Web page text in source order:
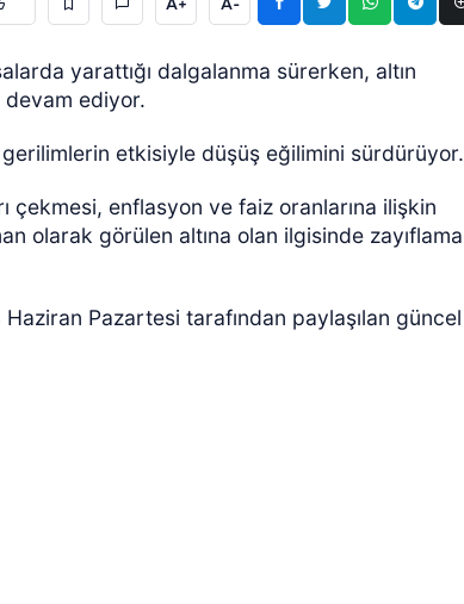
A+ A-
yarattığı dalgalanma sürerken, altın
devam ediyor.
etkisiyle düşüş eğilimini sürdürüyor.
çekmesi, enflasyon ve faiz oranlarına ilişkin
olarak görülen altına olan ilgisinde zayıflama
Pazartesi tarafından paylaşılan güncel